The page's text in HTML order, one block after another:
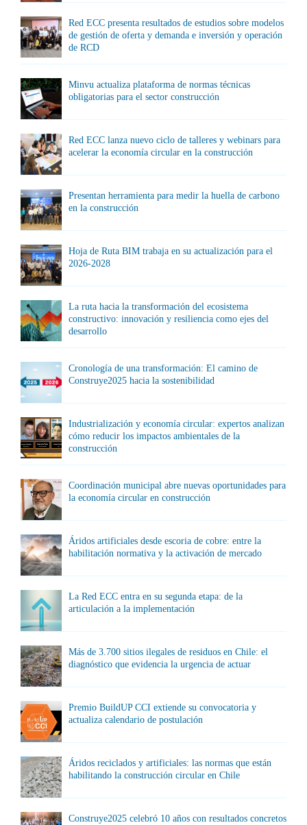
Red ECC presenta resultados de estudios sobre modelos
de gestión de oferta y demanda e inversión y operación
de RCD
Minvu actualiza plataforma de normas técnicas
obligatorias para el sector construcción
Red ECC lanza nuevo ciclo de talleres y webinars para
acelerar la economía circular en la construcción
Presentan herramienta para medir la huella de carbono
en la construcción
Hoja de Ruta BIM trabaja en su actualización para el
2026-2028
La ruta hacia la transformación del ecosistema
constructivo: innovación y resiliencia como ejes del
desarrollo
Cronología de una transformación: El camino de
Construye2025 hacia la sostenibilidad
Industrialización y economía circular: expertos analizan
cómo reducir los impactos ambientales de la
construcción
Coordinación municipal abre nuevas oportunidades para
la economía circular en construcción
Áridos artificiales desde escoria de cobre: entre la
habilitación normativa y la activación de mercado
La Red ECC entra en su segunda etapa: de la
articulación a la implementación
Más de 3.700 sitios ilegales de residuos en Chile: el
diagnóstico que evidencia la urgencia de actuar
Premio BuildUP CCI extiende su convocatoria y
actualiza calendario de postulación
Áridos reciclados y artificiales: las normas que están
habilitando la construcción circular en Chile
Construye2025 celebró 10 años con resultados concretos